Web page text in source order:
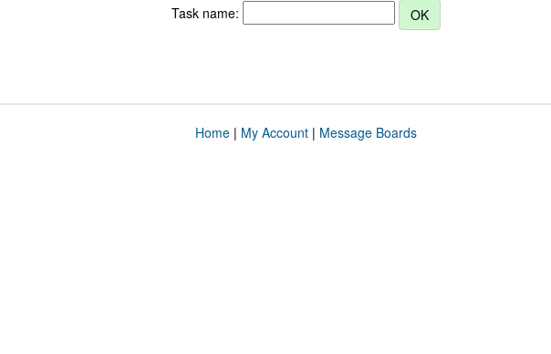
Task name:
Home| My Account| Message Boards